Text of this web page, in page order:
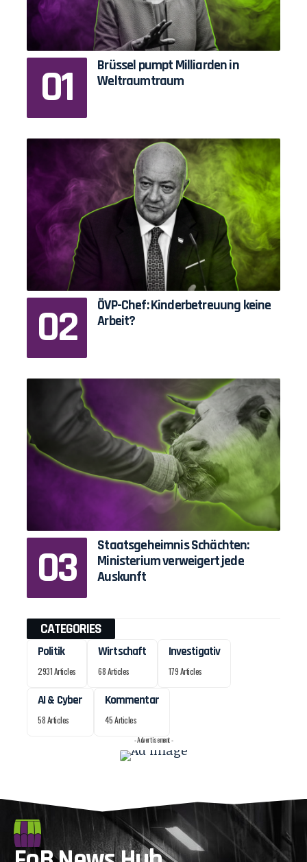
Brüssel pumpt Milliarden in
Weltraumtraum
ÖVP-Chef: Kinderbetreuung keine
Arbeit?
Staatsgeheimnis Schächten:
Ministerium verweigert jede
Auskunft
CATEGORIES
Politik
2931 Articles
Wirtschaft
68 Articles
Investigativ
179 Articles
AI & Cyber
58 Articles
Kommentar
45 Articles
- Advertisement -